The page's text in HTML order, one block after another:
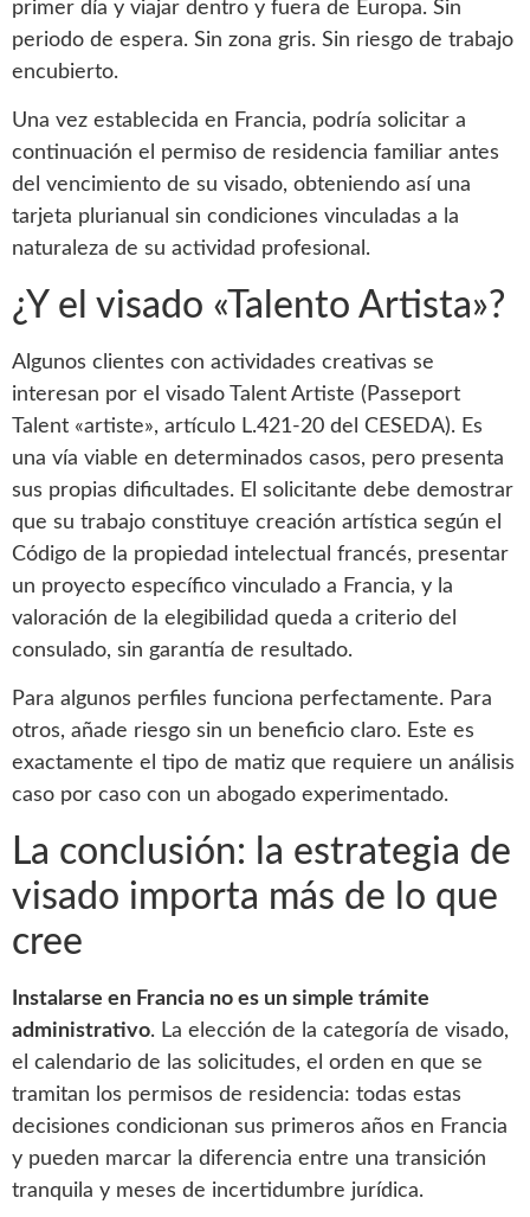
primer día y viajar dentro y fuera de Europa. Sin
periodo de espera. Sin zona gris. Sin riesgo de trabajo
encubierto.
Una vez establecida en Francia, podría solicitar a
continuación el permiso de residencia familiar antes
del vencimiento de su visado, obteniendo así una
tarjeta plurianual sin condiciones vinculadas a la
naturaleza de su actividad profesional.
¿Y el visado «Talento Artista»?
Algunos clientes con actividades creativas se
interesan por el visado Talent Artiste (Passeport
Talent «artiste», artículo L.421-20 del CESEDA). Es
una vía viable en determinados casos, pero presenta
sus propias dificultades. El solicitante debe demostrar
que su trabajo constituye creación artística según el
Código de la propiedad intelectual francés, presentar
un proyecto específico vinculado a Francia, y la
valoración de la elegibilidad queda a criterio del
consulado, sin garantía de resultado.
Para algunos perfiles funciona perfectamente. Para
otros, añade riesgo sin un beneficio claro. Este es
exactamente el tipo de matiz que requiere un análisis
caso por caso con un abogado experimentado.
La conclusión: la estrategia de
visado importa más de lo que
cree
Instalarse en Francia no es un simple trámite
administrativo. La elección de la categoría de visado,
el calendario de las solicitudes, el orden en que se
tramitan los permisos de residencia: todas estas
decisiones condicionan sus primeros años en Francia
y pueden marcar la diferencia entre una transición
tranquila y meses de incertidumbre jurídica.